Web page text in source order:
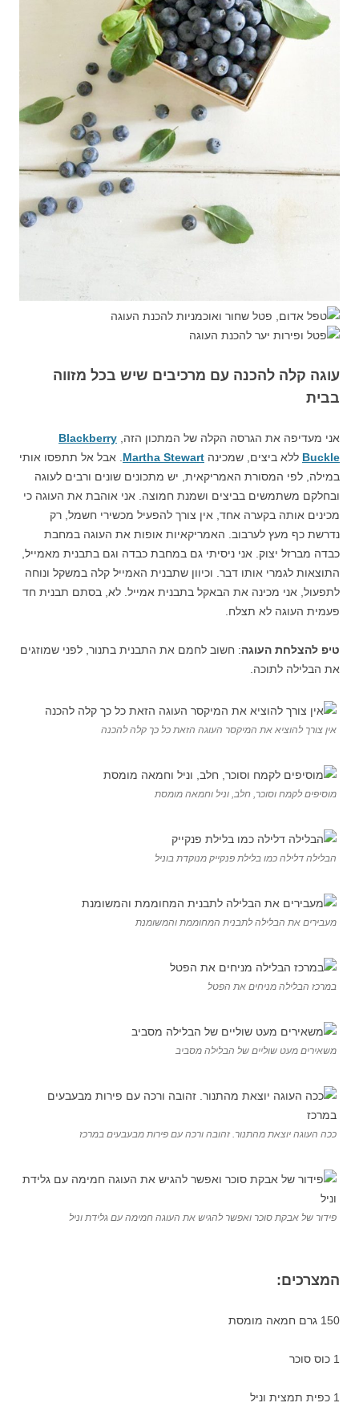
עוגה קלה להכנה עם מרכיבים שיש בכל מזווה
בבית
אני מעדיפה את הגרסה הקלה של המתכון הזה, Blackberry
Buckle ללא ביצים, שמכינה Martha Stewart. אבל אל תתפסו אותי
במילה, לפי המסורת האמריקאית, יש מתכונים שונים ורבים לעוגה
ובחלקם משתמשים בביצים ושמנת חמוצה. אני אוהבת את העוגה כי
מכינים אותה בקערה אחד, אין צורך להפעיל מכשירי חשמל, רק
נדרשת כף מעץ לערבוב. האמריקאיות אופות את העוגה במחבת
כבדה מברזל יצוק. אני ניסיתי גם במחבת כבדה וגם בתבנית מאמייל,
התוצאות לגמרי אותו דבר. וכיוון שתבנית האמייל קלה במשקל ונוחה
לתפעול, אני מכינה את הבאקל בתבנית אמייל. לא, בסתם תבנית חד
פעמית העוגה לא תצלח.
טיפ להצלחת העוגה: חשוב לחמם את התבנית בתנור, לפני שמוזגים
את הבלילה לתוכה.
אין צורך להוציא את המיקסר העוגה הזאת כל כך קלה להכנה
מוסיפים לקמח וסוכר, חלב, וניל וחמאה מומסת
הבלילה דלילה כמו בלילת פנקייק מנוקדת בוניל
מעבירים את הבלילה לתבנית המחוממת והמשומנת
במרכז הבלילה מניחים את הפטל
משאירים מעט שוליים של הבלילה מסביב
ככה העוגה יוצאת מהתנור. זהובה ורכה עם פירות מבעבעים במרכז
פידור של אבקת סוכר ואפשר להגיש את העוגה חמימה עם גלידת וניל
המצרכים:
150 גרם חמאה מומסת
1 כוס סוכר
1 כפית תמצית וניל